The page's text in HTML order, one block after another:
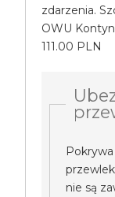
zdarzenia.
OWU
111.00 PLN
nie są